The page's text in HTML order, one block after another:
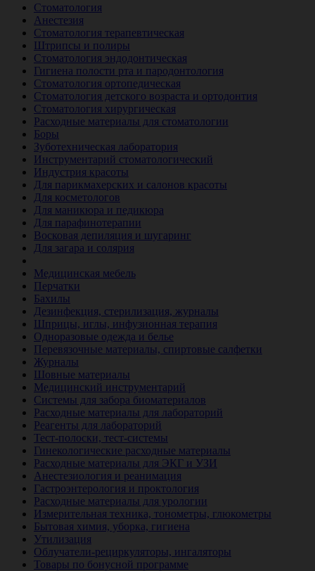
Стоматология
Анестезия
Стоматология терапевтическая
Штрипсы и полиры
Стоматология эндодонтическая
Гигиена полости рта и пародонтология
Стоматология ортопедическая
Стоматология детского возраста и ортодонтия
Стоматология хирургическая
Расходные материалы для стоматологии
Боры
Зуботехническая лаборатория
Инструментарий стоматологический
Индустрия красоты
Для парикмахерских и салонов красоты
Для косметологов
Для маникюра и педикюра
Для парафинотерапии
Восковая депиляция и шугаринг
Для загара и солярия
Медицинская мебель
Перчатки
Бахилы
Дезинфекция, стерилизация, журналы
Шприцы, иглы, инфузионная терапия
Одноразовые одежда и белье
Перевязочные материалы, спиртовые салфетки
Журналы
Шовные материалы
Медицинский инструментарий
Системы для забора биоматериалов
Расходные материалы для лабораторий
Реагенты для лабораторий
Тест-полоски, тест-системы
Гинекологические расходные материалы
Расходные материалы для ЭКГ и УЗИ
Анестезиология и реанимация
Гастроэнтерология и проктология
Расходные материалы для урологии
Измерительная техника, тонометры, глюкометры
Бытовая химия, уборка, гигиена
Утилизация
Облучатели-рециркуляторы, ингаляторы
Товары по бонусной программе